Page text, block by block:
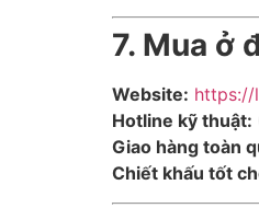
7. Mua ở
Website: https://
Hotline kỹ thuật:
Giao hàng toàn
Chiết khấu tốt